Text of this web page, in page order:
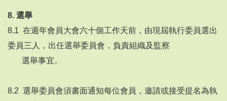
8. 選舉
8.1 在週年會員大會六十個工作天前，由現屆執行委員選出
委員三人，出任選舉委員會，負責組織及監察
選舉事宜。
8.2 選舉委員會須書面通知每位會員，邀請或接受提名為執